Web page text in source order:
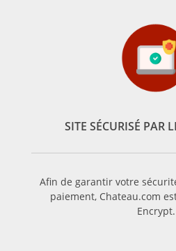
SITE SÉCURISÉ PAR
Afin de garantir votre
paiement, Chateau.com
Encrypt.